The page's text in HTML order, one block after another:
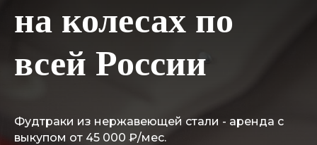
на колесах по
всей России
Фудтраки из нержавеющей стали - аренда с
выкупом от 45 000 ₽/мес.